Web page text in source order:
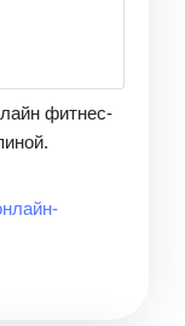
фитнес-